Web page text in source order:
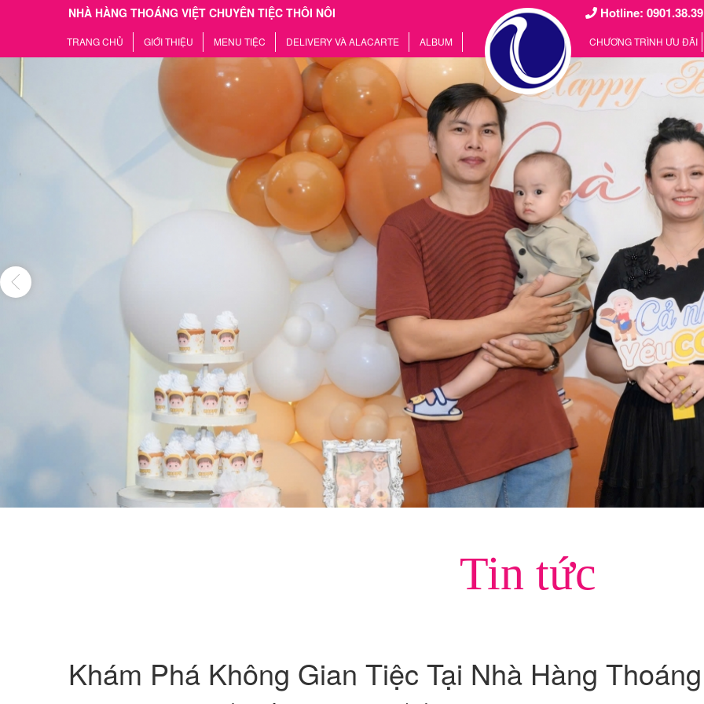
NHÀ HÀNG THOÁNG VIỆT CHUYÊN TIỆC THÔI NÔI Hotline:
TRANG CHỦ GIỚI THIỆU MENU TIỆC DELIVERY VÀ ALACARTE ALBUM CHƯƠNG TRÌNH ƯU ĐÃI
Tin tức
Khám Phá Không Gian Tiệc Tại Nhà Hàng